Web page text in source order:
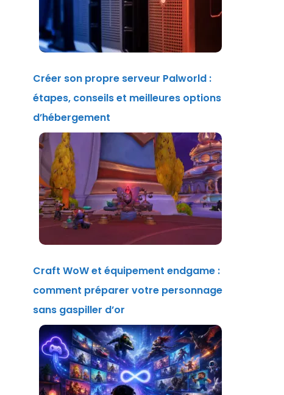
Créer son propre serveur Palworld :
étapes, conseils et meilleures options
d’hébergement
Craft WoW et équipement endgame :
comment préparer votre personnage
sans gaspiller d’or